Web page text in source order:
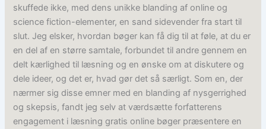
skuffede ikke, med dens unikke blanding af online og
science fiction-elementer, en sand sidevender fra start til
slut. Jeg elsker, hvordan bøger kan få dig til at føle, at du er
en del af en større samtale, forbundet til andre gennem en
delt kærlighed til læsning og en ønske om at diskutere og
dele ideer, og det er, hvad gør det så særligt. Som en, der
nærmer sig disse emner med en blanding af nysgerrighed
og skepsis, fandt jeg selv at værdsætte forfatterens
engagement i læsning gratis online bøger præsentere en